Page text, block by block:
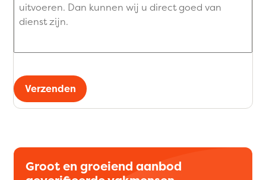
Verzenden
Groot en groeiend aanbod